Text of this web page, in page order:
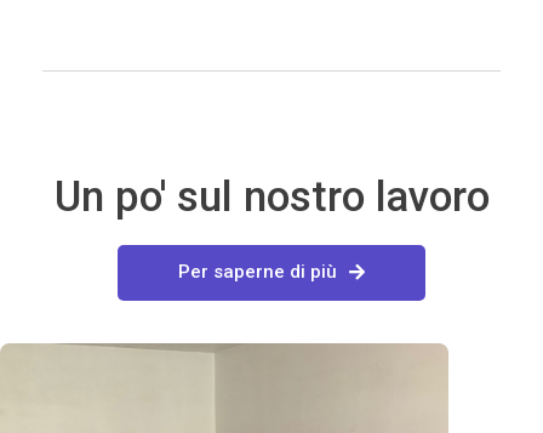
Un po' sul nostro lavoro
Per saperne di più